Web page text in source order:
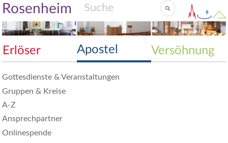
Rosenheim
Erlöser Apostel Versöhnung
Gottesdienste & Veranstaltungen
Gruppen & Kreise
A-Z
Ansprechpartner
Onlinespende